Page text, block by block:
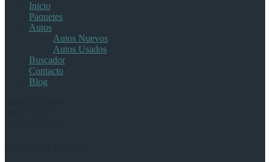
Inicio
Paquetes
Autos
Autos Nuevos
Autos Usados
Buscador
Contacto
Blog